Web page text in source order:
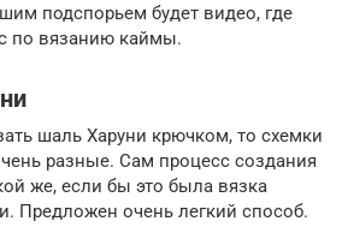
подспорьем будет видео, где
по вязанию каймы.
шаль Харуни крючком, то схемки
разные. Сам процесс создания
же, если бы это была вязка
Предложен очень легкий способ.